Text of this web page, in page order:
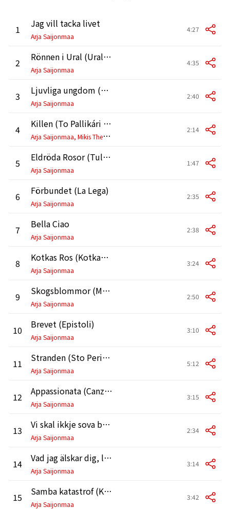
1 Jag vill tacka livet
Arja Saijonmaa
4:27
2 Rönnen i Ural (Uralin Pihlaia)
Arja Saijonmaa
4:35
3 Ljuvliga ungdom (Kultainen Nuoruus)
Arja Saijonmaa
2:40
4
Killen (To Pallikári échi Kaimó)
A
rja Saijonmaa, Mikis Theodorakis
2:14
5 Eldröda Rosor (Tulipunaruusut)
Arja Saijonmaa
1:47
6 Förbundet (La Lega)
Arja Saijonmaa
2:35
7 Bella Ciao
Arja Saijonmaa
2:38
8 Kotkas Ros (Kotkan Ruusu)
Arja Saijonmaa
3:24
9 Skogsblommor (Metsäkukkia)
Arja Saijonmaa
2:50
10 Brevet (Epistoli)
Arja Saijonmaa
3:10
11 Stranden (Sto Periali)
Arja Saijonmaa
5:12
12 Appassionata (Canzone Appassionata)
Arja Saijonmaa
3:15
13 Vi skal ikkje sova bort sumarnatta
Arja Saijonmaa
2:34
14 Vad jag älskar dig, liv (Rakastan Sinua, Elämä)
Arja Saijonmaa
3:14
15 Samba katastrof (Kohtalokas Samba)
Arja Saijonmaa
3:42